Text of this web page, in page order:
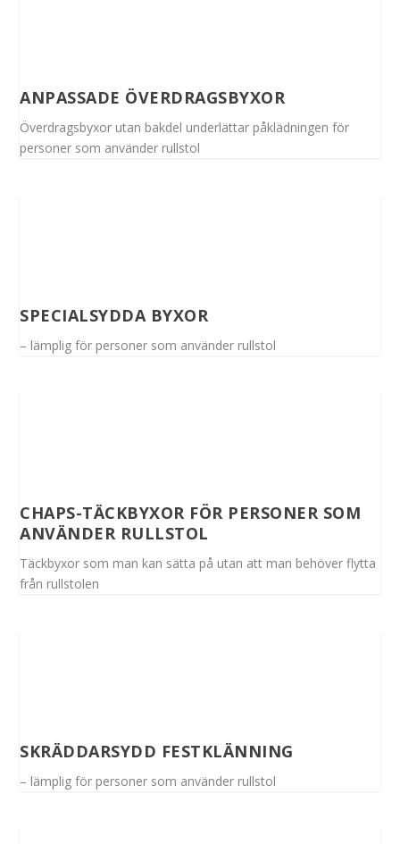
ANPASSADE ÖVERDRAGSBYXOR
Överdragsbyxor utan bakdel underlättar påklädningen för
personer som använder rullstol
SPECIALSYDDA BYXOR
– lämplig för personer som använder rullstol
CHAPS-TÄCKBYXOR FÖR PERSONER SOM
ANVÄNDER RULLSTOL
Täckbyxor som man kan sätta på utan att man behöver flytta
från rullstolen
SKRÄDDARSYDD FESTKLÄNNING
– lämplig för personer som använder rullstol